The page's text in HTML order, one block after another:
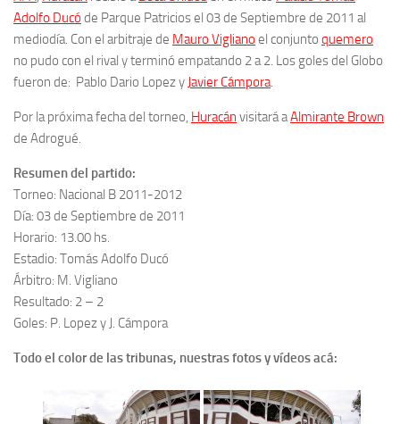
Adolfo Ducó de Parque Patriciosel 03 de Septiembre de 2011 al
mediodía. Con el arbitraje de Mauro Vigliano el conjunto quemero
no pudo con el rival y terminó empatando 2 a 2. Los goles del Globo
fueron de: Pablo Dario Lopez y Javier Cámpora
Por la próxima fecha del torneo, Huracán visitará aAlmirante Brown
de Adrogué.
Resumen del partido:
Torneo: Nacional B 2011-2012
Día: 03 de Septiembre de 2011
Horario: 13.00 hs.
Estadio: Tomás Adolfo Ducó
Árbitro: M. Vigliano
Resultado: 2 – 2
Goles: P. Lopez y J. Cámpora
Todo el color de las tribunas, nuestras fotos y vídeos acá: